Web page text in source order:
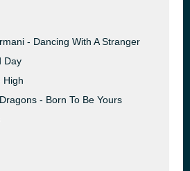
- Dancing With A Stranger
Day
High
- Born To Be Yours